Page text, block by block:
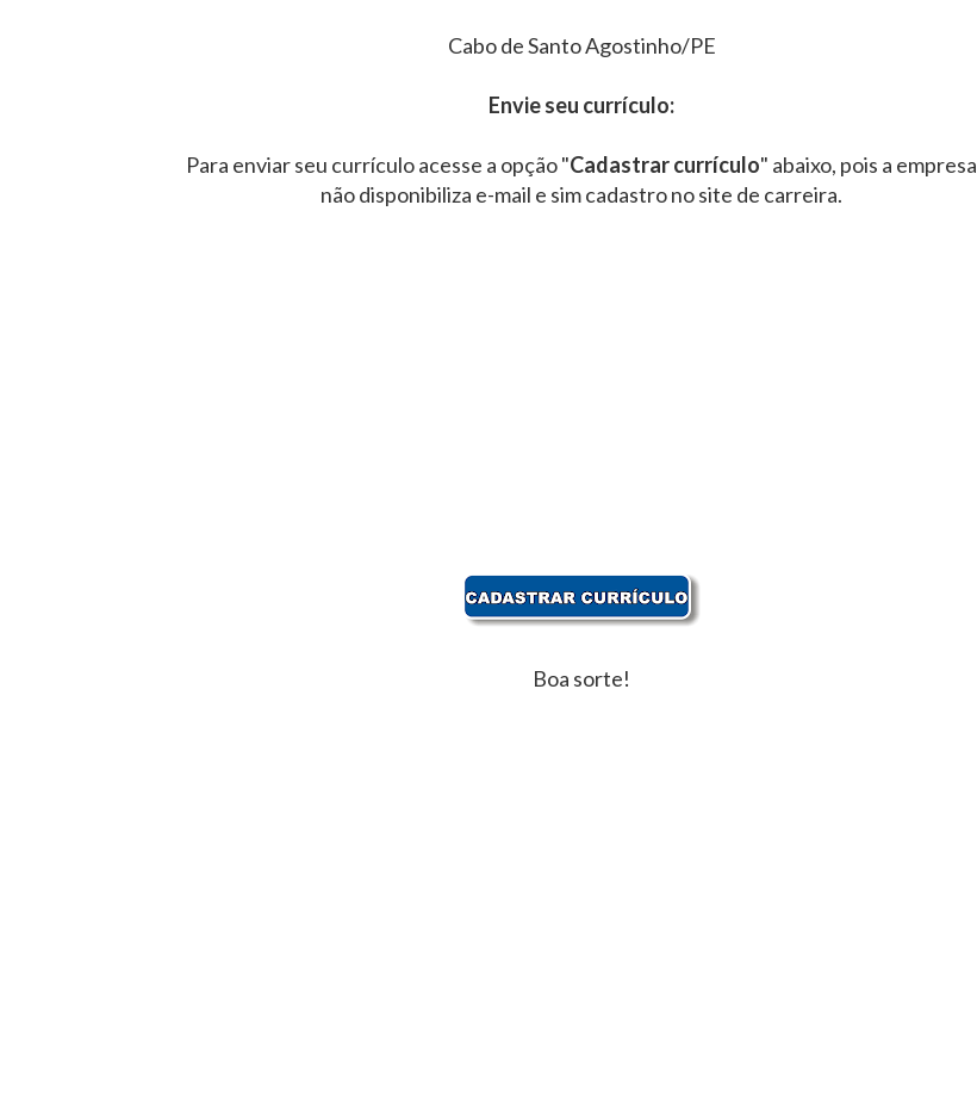
Cabo de Santo Agostinho/PE
Envie seu currículo:
Para enviar seu currículo acesse a opção "Cadastrar currículo" abaixo, pois a empresa
não disponibiliza e-mail e sim cadastro no site de carreira.
Boa sorte!